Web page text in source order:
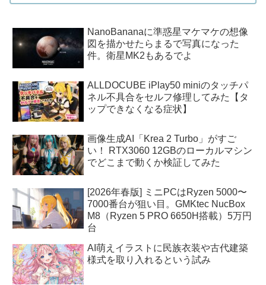
NanoBananaに準惑星マケマケの想像
図を描かせたらまるで写真になった
件。衛星MK2もあるでよ
ALLDOCUBE iPlay50 miniのタッチパ
ネル不具合をセルフ修理してみた【タ
ップできなくなる症状】
画像生成AI「Krea 2 Turbo」がすご
い！ RTX3060 12GBのローカルマシン
でどこまで動くか検証してみた
[2026年春版] ミニPCはRyzen 5000〜
7000番台が狙い目。GMKtec NucBox
M8（Ryzen 5 PRO 6650H搭載）5万円
台
AI萌えイラストに民族衣装や古代建築
様式を取り入れるという試み